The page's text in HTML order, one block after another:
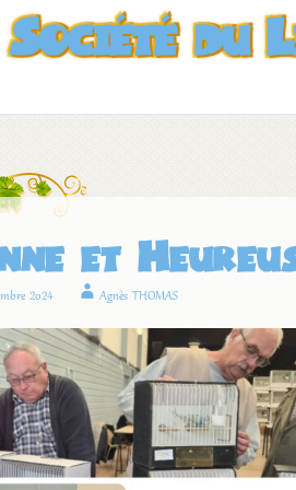
Société du
et
2024 Agnès THOMAS